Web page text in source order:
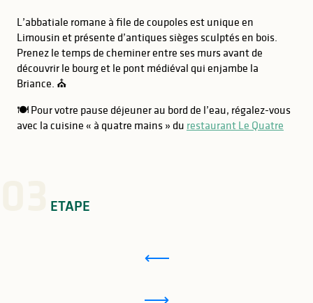
L’abbatiale romane à file de coupoles est unique en
Limousin et présente d’antiques sièges sculptés en bois.
Prenez le temps de cheminer entre ses murs avant de
découvrir le bourg et le pont médiéval qui enjambe la
Briance. ⛪
🍽️ Pour votre pause déjeuner au bord de l’eau, régalez-vous
avec la cuisine « à quatre mains » du restaurant Le Quatre
ETAPE